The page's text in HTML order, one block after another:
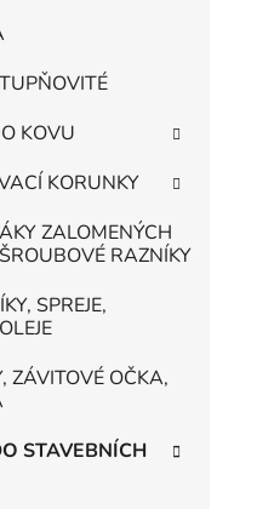
KOVU
KORUNKY
ZALOMENÝCH
RAZNÍKY
SPREJE,
ZÁVITOVÉ OČKA,
STAVEBNÍCH